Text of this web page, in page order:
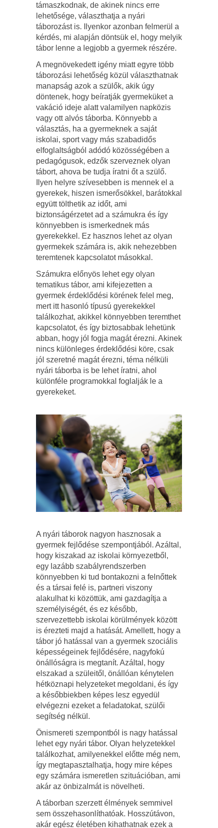
támaszkodnak, de akinek nincs erre
lehetősége, választhatja a nyári
táborozást is. Ilyenkor azonban felmerül a
kérdés, mi alapján döntsük el, hogy melyik
tábor lenne a legjobb a gyermek részére.
A megnövekedett igény miatt egyre több
táborozási lehetőség közül választhatnak
manapság azok a szülők, akik úgy
döntenek, hogy beíratják gyermeküket a
vakáció ideje alatt valamilyen napközis
vagy ott alvós táborba. Könnyebb a
választás, ha a gyermeknek a saját
iskolai, sport vagy más szabadidős
elfoglaltságból adódó közösségében a
pedagógusok, edzők szerveznek olyan
tábort, ahova be tudja íratni őt a szülő.
Ilyen helyre szívesebben is mennek el a
gyerekek, hiszen ismerősökkel, barátokkal
együtt tölthetik az időt, ami
biztonságérzetet ad a számukra és így
könnyebben is ismerkednek más
gyerekekkel. Ez hasznos lehet az olyan
gyermekek számára is, akik nehezebben
teremtenek kapcsolatot másokkal.
Számukra előnyös lehet egy olyan
tematikus tábor, ami kifejezetten a
gyermek érdeklődési körének felel meg,
mert itt hasonló típusú gyerekekkel
találkozhat, akikkel könnyebben teremthet
kapcsolatot, és így biztosabbak lehetünk
abban, hogy jól fogja magát érezni. Akinek
nincs különleges érdeklődési köre, csak
jól szeretné magát érezni, téma nélküli
nyári táborba is be lehet íratni, ahol
különféle programokkal foglalják le a
gyerekeket.
A nyári táborok nagyon hasznosak a
gyermek fejlődése szempontjából. Azáltal,
hogy kiszakad az iskolai környezetből,
egy lazább szabályrendszerben
könnyebben ki tud bontakozni a felnőttek
és a társai felé is, partneri viszony
alakulhat ki közöttük, ami gazdagítja a
személyiségét, és ez később,
szervezettebb iskolai körülmények között
is érezteti majd a hatását. Amellett, hogy a
tábor jó hatással van a gyermek szociális
képességeinek fejlődésére, nagyfokú
önállóságra is megtanít. Azáltal, hogy
elszakad a szüleitől, önállóan kénytelen
hétköznapi helyzeteket megoldani, és így
a későbbiekben képes lesz egyedül
elvégezni ezeket a feladatokat, szülői
segítség nélkül.
Önismereti szempontból is nagy hatással
lehet egy nyári tábor. Olyan helyzetekkel
találkozhat, amilyenekkel előtte még nem,
így megtapasztalhatja, hogy mire képes
egy számára ismeretlen szituációban, ami
akár az önbizalmát is növelheti.
A táborban szerzett élmények semmivel
sem összehasonlíthatóak. Hosszútávon,
akár egész életében kihathatnak ezek a